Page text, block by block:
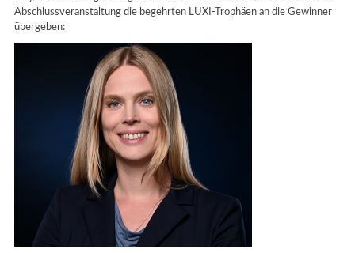
Abschlussveranstaltung die begehrten LUXI-Trophäen an die Gewinner
übergeben: